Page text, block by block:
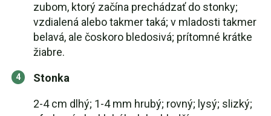
zubom, ktorý začína prechádzať do stonky;
vzdialená alebo takmer taká; v mladosti takmer
belavá, ale čoskoro bledosivá; prítomné krátke
žiabre.
Stonka
2-4 cm dlhý; 1-4 mm hrubý; rovný; lysý; slizký;